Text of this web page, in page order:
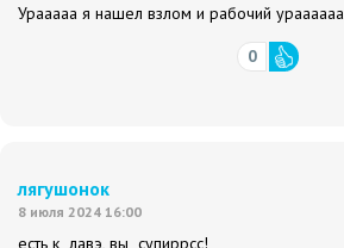
Урааааа я нашел взлом и рабочий ураааааа
0
лягушонок
8 июля 2024 16:00
есть к лавэ, вы супиррсс!